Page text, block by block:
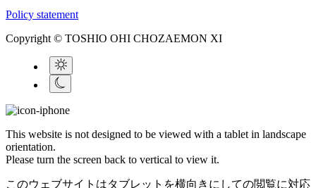
Policy statement
Copyright © TOSHIO OHI CHOZAEMON XI
This website is not designed to be viewed with a tablet in landscape
orientation.
Please turn the screen back to vertical to view it.
このウェブサイトはタブレットを横向きにしての閲覧に対応